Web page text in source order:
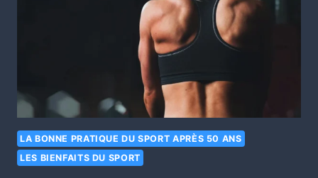
LA BONNE PRATIQUE DU SPORT APRÈS 50 ANS
LES BIENFAITS DU SPORT